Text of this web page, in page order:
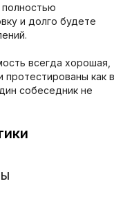
и долго будете
всегда хорошая,
протестированы как в
собеседник не